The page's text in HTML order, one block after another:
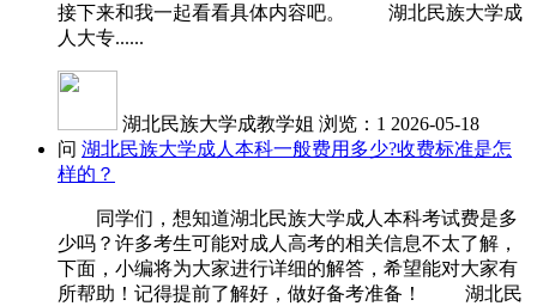
接下来和我一起看看具体内容吧。 湖北民族大学成
人大专......
湖北民族大学成教学姐 浏览：1 2026-05-18
问 湖北民族大学成人本科一般费用多少?收费标准是怎
样的？
同学们，想知道湖北民族大学成人本科考试费是多
少吗？许多考生可能对成人高考的相关信息不太了解，
下面，小编将为大家进行详细的解答，希望能对大家有
所帮助！记得提前了解好，做好备考准备！ 湖北民